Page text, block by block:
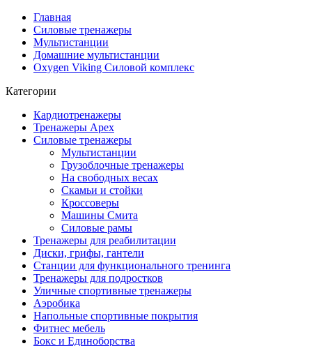
Главная
Силовые тренажеры
Мультистанции
Домашние мультистанции
Oxygen Viking Силовой комплекс
Категории
Кардиотренажеры
Тренажеры Apex
Силовые тренажеры
Мультистанции
Грузоблочные тренажеры
На свободных весах
Скамьи и стойки
Кроссоверы
Машины Смита
Силовые рамы
Тренажеры для реабилитации
Диски, грифы, гантели
Станции для функционального тренинга
Тренажеры для подростков
Уличные спортивные тренажеры
Аэробика
Напольные спортивные покрытия
Фитнес мебель
Бокс и Единоборства